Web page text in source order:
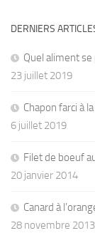
DERNIERS
Quel aliment
23 juillet 2019
Chapon farci à
6 juillet 2019
Filet de boeuf
20 janvier 2014
Canard à
28 novembre 2013